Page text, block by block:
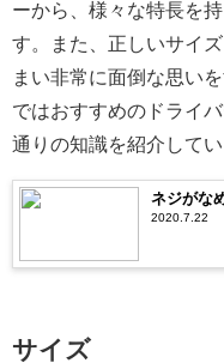
ーから、様々な特長を
す。また、正しいサイ
まい非常に面倒な思い
ではおすすめのドライ
通りの知識を紹介してい
ネジがな
2020.7.22
サイズ